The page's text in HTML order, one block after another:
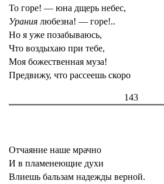
То горе! — юна дщерь небес,
Урания любезна! — горе!..
Но я уже позабываюсь,
Что воздыхаю при тебе,
Моя божественная муза!
Предвижу, что рассеешь скоро
143
Отчаяние наше мрачно
И в пламенеющие духи
Влиешь бальзам надежды верной.